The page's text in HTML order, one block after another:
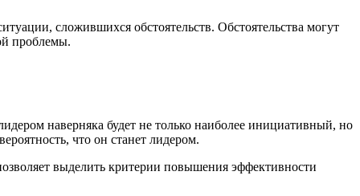
сложившихся обстоятельств. Обстоятельства могут
проблемы.
наверняка будет не только наиболее инициативный, но
что он станет лидером.
выделить критерии повышения эффективности